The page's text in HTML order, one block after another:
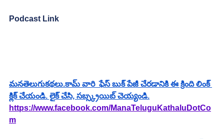
Podcast Link
మనతెలుగుకథలు.కామ్ వారి  ఫేస్ బుక్ పేజీ చేరడానికి ఈ క్రింది లింక్
క్లిక్ చేయండి. లైక్ చేసి, సబ్స్క్రయిబ్ చెయ్యండి.
https://www.facebook.com/ManaTeluguKathaluDotCo
m